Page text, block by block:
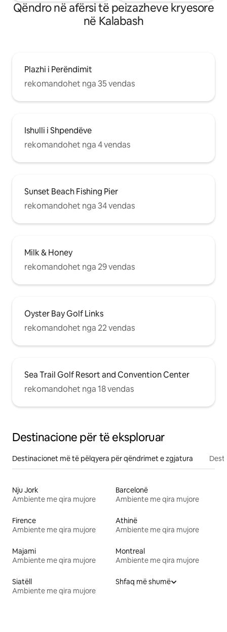
Qëndro në afërsi të peizazheve kryesore
në Kalabash
Plazhi i Perëndimit
rekomandohet nga 35 vendas
Ishulli i Shpendëve
rekomandohet nga 4 vendas
Sunset Beach Fishing Pier
rekomandohet nga 34 vendas
Milk & Honey
rekomandohet nga 29 vendas
Oyster Bay Golf Links
rekomandohet nga 22 vendas
Sea Trail Golf Resort and Convention Center
rekomandohet nga 18 vendas
Destinacione për të eksploruar
Destinacionet më të pëlqyera për qëndrimet e zgjatura
Nju Jork
Ambiente me qira mujore
Barcelonë
Ambiente me qira mujore
Firence
Ambiente me qira mujore
Athinë
Ambiente me qira mujore
Majami
Ambiente me qira mujore
Montreal
Ambiente me qira mujore
Siatëll
Ambiente me qira mujore
Shfaq më shumë